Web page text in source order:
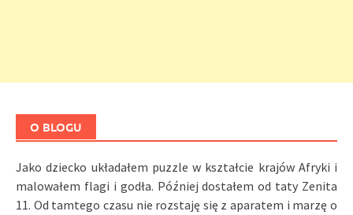
O BLOGU
Jako dziecko układałem puzzle w kształcie krajów Afryki i
malowałem flagi i godła. Później dostałem od taty Zenita
11. Od tamtego czasu nie rozstaję się z aparatem i marzę o